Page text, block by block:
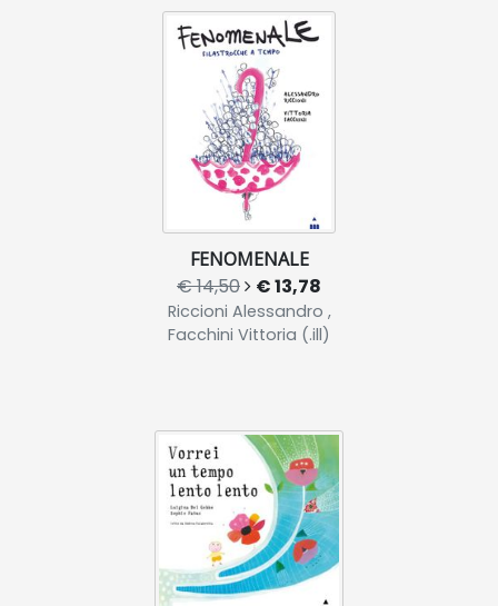
FENOMENALE
€ 14,50 € 13,78
Riccioni Alessandro ,
Facchini Vittoria (.ill)